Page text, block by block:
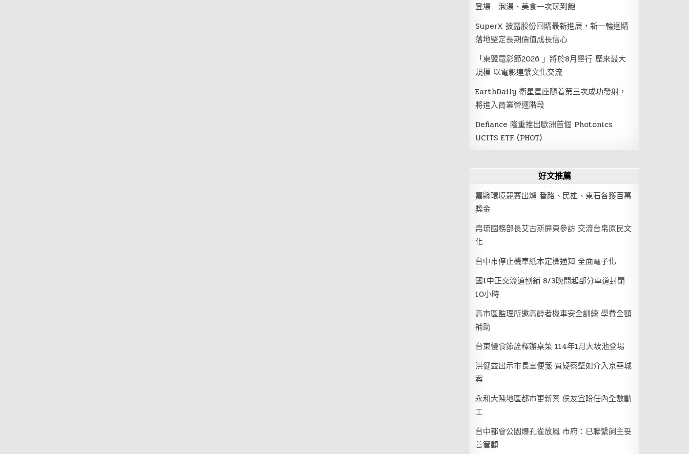
登場 泡湯、美食一次玩到飽
SuperX 披露股份回購最新進展，新一輪迴購
落地堅定長期價值成長信心
「東盟電影節2026 」將於8月舉行 歷來最大
規模 以電影連繫文化交流
EarthDaily 衛星星座隨着第三次成功發射，
將進入商業營運階段
Defiance 隆重推出歐洲首個 Photonics
UCITS ETF (PHOT)
好文推薦
嘉縣環境競賽出爐 番路、民雄、東石各獲百萬
獎金
帛琉國務部長艾古斯屏東參訪 交流台帛原民文
化
台中市停止機車紙本定檢通知 全面電子化
國1中正交流道刨鋪 8/3晚間起部分車道封閉
10小時
高市區監理所邀高齡者機車安全訓練 學費全額
補助
台東慢食節詮釋辦桌菜 114年1月大坡池登場
洪健益出示市長室便箋 質疑蔡壁如介入京華城
案
永和大陳地區都市更新案 侯友宜盼任內全數動
工
台中都會公園爆孔雀放風 市府：已聯繫飼主妥
善管顧